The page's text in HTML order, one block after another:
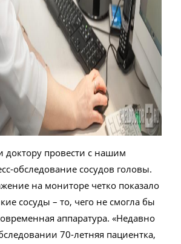
провести с нашим
обследование сосудов головы.
на мониторе четко показало
сосуды – то, чего не смогла бы
аппаратура. «Недавно
70-летняя пациентка,